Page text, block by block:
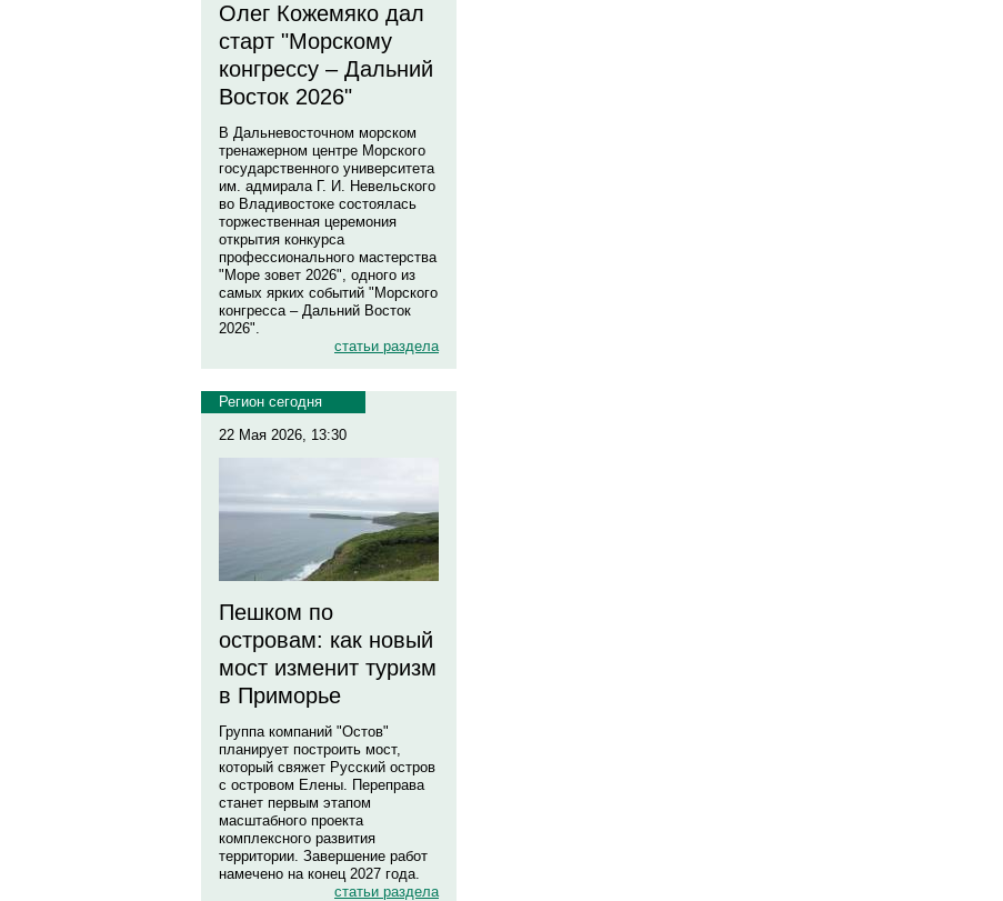
Олег Кожемяко дал
старт "Морскому
конгрессу – Дальний
Восток 2026"
В Дальневосточном морском
тренажерном центре Морского
государственного университета
им. адмирала Г. И. Невельского
во Владивостоке состоялась
торжественная церемония
открытия конкурса
профессионального мастерства
"Море зовет 2026", одного из
самых ярких событий "Морского
конгресса – Дальний Восток
2026".
статьи раздела
Регион сегодня
22 Мая 2026, 13:30
Пешком по
островам: как новый
мост изменит туризм
в Приморье
Группа компаний "Остов"
планирует построить мост,
который свяжет Русский остров
с островом Елены. Переправа
станет первым этапом
масштабного проекта
комплексного развития
территории. Завершение работ
намечено на конец 2027 года.
статьи раздела